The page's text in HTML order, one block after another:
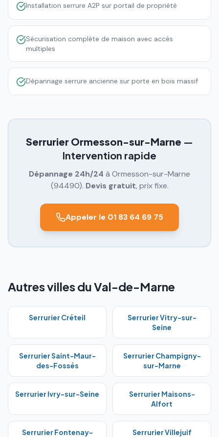
Installation serrure A2P sur portail de propriété
Sécurisation complète de maison avec accès
multiples
Dépannage serrure ancienne sur porte en bois massif
Serrurier Ormesson-sur-Marne —
Intervention rapide
Dépannage 24h/24 à Ormesson-sur-Marne
(94490). Devis gratuit, prix fixe.
Appeler le 01 83 64 69 75
Autres villes du Val-de-Marne
Serrurier Créteil SerrurierVitry-sur-
Seine
SerrurierSaint-Maur-
des-Fossés
Serrurier Champigny-
sur-Marne
Serrurier Ivry-sur-Seine Serrurier Maisons-
Alfort
Serrurier Fontenay-
SerrurierVillejuif